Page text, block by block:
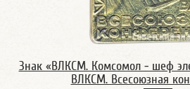
Знак «ВЛКСМ. Комсомол - шеф
ВЛКСМ. Всесоюзная